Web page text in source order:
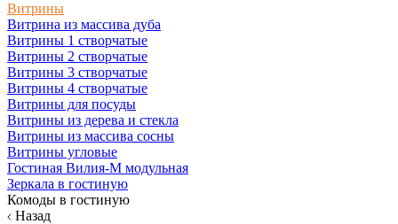
Витрины
Витрина из массива дуба
Витрины 1 створчатые
Витрины 2 створчатые
Витрины 3 створчатые
Витрины 4 створчатые
Витрины для посуды
Витрины из дерева и стекла
Витрины из массива сосны
Витрины угловые
Гостиная Вилия-М модульная
Зеркала в гостиную
Комоды в гостиную
Назад